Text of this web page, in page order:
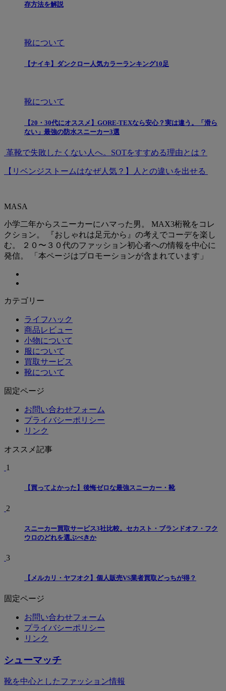
存方法を解説
靴について
【ナイキ】ダンクロー人気カラーランキング10足
靴について
【20・30代にオススメ】GORE-TEXなら安心？実は違う。「滑ら
ない」最強の防水スニーカー3選
革靴で失敗したくない人へ。SOTをすすめる理由とは？
【リベンジストームはなぜ人気？】人との違いを出せる
MASA
小学二年からスニーカーにハマった男。 MAX3桁靴をコレ
クション。 『おしゃれは足元から』の考えでコーデを楽し
む。 ２０〜３０代のファッション初心者への情報を中心に
発信。 「本ページはプロモーションが含まれています」
カテゴリー
ライフハック
商品レビュー
小物について
服について
買取サービス
靴について
固定ページ
お問い合わせフォーム
プライバシーポリシー
リンク
オススメ記事
1
【買ってよかった】後悔ゼロな最強スニーカー・靴
2
スニーカー買取サービス3社比較。セカスト・ブランドオフ・フク
ウロのどれを選ぶべきか
3
【メルカリ・ヤフオク】個人販売VS業者買取どっちが得？
固定ページ
お問い合わせフォーム
プライバシーポリシー
リンク
シューマッチ
靴を中心としたファッション情報